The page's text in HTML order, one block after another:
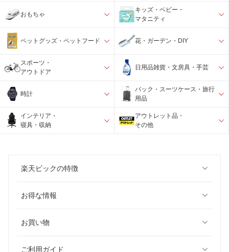
おもちゃ
キッズ・ベビー・
マタニティ
ペットグッズ・ペットフード 花・ガーデン・DIY
スポーツ・
アウトドア
日用品雑貨・文房具・手芸
時計
バック・スーツケース・旅行
用品
インテリア・
寝具・収納
アウトレット品・
その他
楽天ビックの特徴
お得な情報
お買い物
ご利用ガイド